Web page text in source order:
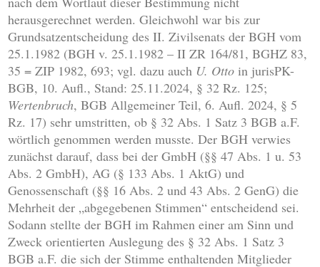
herausgerechnet werden. Gleichwohl war bis zur
Grundsatzentscheidung des II. Zivilsenats der BGH vom
25.1.1982 (BGH v. 25.1.1982 – II ZR 164/81, BGHZ 83,
35 = ZIP 1982, 693; vgl. dazu auch U. Otto in jurisPK-
BGB, 10. Aufl., Stand: 25.11.2024, § 32 Rz. 125;
Wertenbruch, BGB Allgemeiner Teil, 6. Aufl. 2024, § 5
Rz. 17) sehr umstritten, ob § 32 Abs. 1 Satz 3 BGB a.F.
wörtlich genommen werden musste. Der BGH verwies
zunächst darauf, dass bei der GmbH (§§ 47 Abs. 1 u. 53
Abs. 2 GmbH), AG (§ 133 Abs. 1 AktG) und
Genossenschaft (§§ 16 Abs. 2 und 43 Abs. 2 GenG) die
Mehrheit der „abgegebenen Stimmen“ entscheidend sei.
Sodann stellte der BGH im Rahmen einer am Sinn und
Zweck orientierten Auslegung des § 32 Abs. 1 Satz 3
BGB a.F. die sich der Stimme enthaltenden Mitglieder